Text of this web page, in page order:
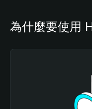
為什麼要使用